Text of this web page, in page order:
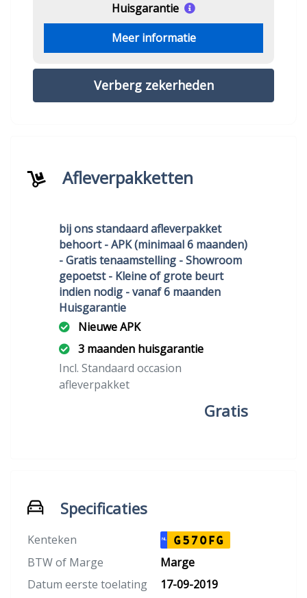
Huisgarantie
Meer informatie
Verberg zekerheden
Afleverpakketten
bij ons standaard afleverpakket
behoort - APK (minimaal 6 maanden)
- Gratis tenaamstelling - Showroom
gepoetst - Kleine of grote beurt
indien nodig - vanaf 6 maanden
Huisgarantie
Nieuwe APK
3 maanden huisgarantie
Incl. Standaard occasion
afleverpakket
Gratis
Specificaties
Kenteken NL G570FG
BTW of Marge
Marge
Datum eerste toelating
17-09-2019